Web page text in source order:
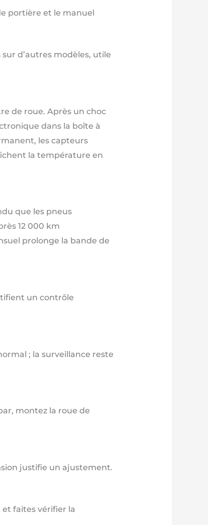
portière et le manuel
d’autres modèles, utile
de roue. Après un choc
dans la boîte à
les capteurs
la température en
que les pneus
12 000 km
prolonge la bande de
un contrôle
; la surveillance reste
montez la roue de
justifie un ajustement.
et faites vérifier la